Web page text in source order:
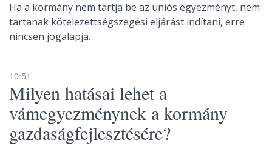
Ha a kormány nem tartja be az uniós egyezményt, nem
tartanak kötelezettségszegési eljárást indítani, erre
nincsen jogalapja.
10:51
Milyen hatásai lehet a
vámegyezménynek a kormány
gazdaságfejlesztésére?